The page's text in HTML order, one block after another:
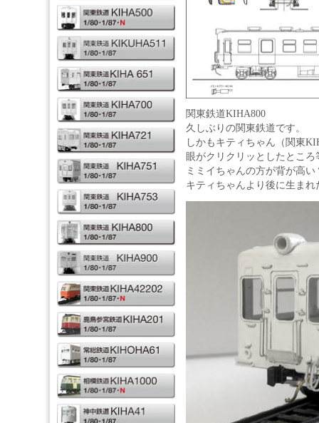
関東鉄道KIHA800
久しぶりの関東鉄道です。
しかもキティちゃん（関東
眼がクリクリッとしたとこ
ミミイちゃんの方が背が高
キティちゃんより後に生ま